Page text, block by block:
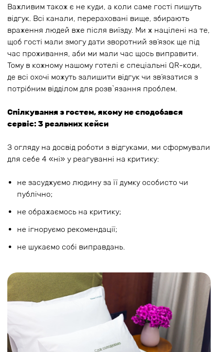
Важливим також є не куди, а коли саме гості пишуть
відгук. Всі канали, перераховані вище, збирають
враження людей вже після виїзду. Ми ж націлені на те,
щоб гості мали змогу дати зворотний зв’язок ще під
час проживання, аби ми мали час щось виправити.
Тому в кожному нашому готелі є спеціальні QR-коди,
де всі охочі можуть залишити відгук чи зв’язатися з
потрібним відділом для розв`язання проблем.
Спілкування з гостем, якому не сподобався
сервіс: 3 реальних кейси
З огляду на досвід роботи з відгуками, ми сформували
для себе 4 «ні» у реагуванні на критику:
не засуджуємо людину за її думку особисто чи
публічно;
не ображаємось на критику;
не ігноруємо рекомендації;
не шукаємо собі виправдань.